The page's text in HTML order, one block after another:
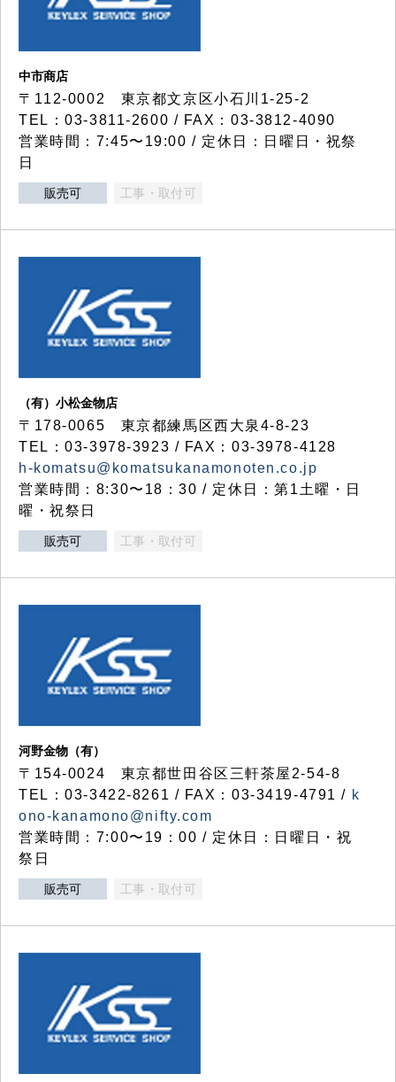
中市商店
〒112-0002 東京都文京区小石川1-25-2
TEL：03-3811-2600 / FAX：03-3812-4090
営業時間：7:45〜19:00 / 定休日：日曜日・祝祭
日
販売可 工事・取付可
（有）小松金物店
〒178-0065 東京都練馬区西大泉4-8-23
TEL：03-3978-3923 / FAX：03-3978-4128
h-komatsu@komatsukanamonoten.co.jp
営業時間：8:30〜18：30 / 定休日：第1土曜・日
曜・祝祭日
販売可 工事・取付可
河野金物（有）
〒154-0024 東京都世田谷区三軒茶屋2-54-8
TEL：03-3422-8261 / FAX：03-3419-4791 / k
ono-kanamono@nifty.com
営業時間：7:00〜19：00 / 定休日：日曜日・祝
祭日
販売可 工事・取付可